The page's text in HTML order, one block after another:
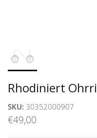
Rhodiniert
SKU: 30352000907
€49,00